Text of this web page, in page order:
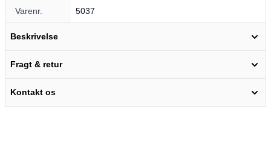
Varenr. 5037
Beskrivelse
Fragt & retur
Kontakt os